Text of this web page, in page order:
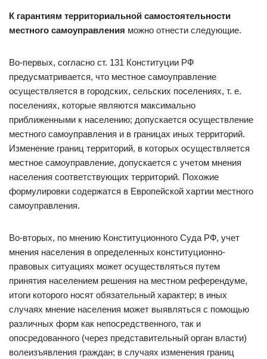
К гарантиям территориальной самостоятельности
местного самоуправления можно отнести следующие.
Во-первых, согласно ст. 131 Конституции РФ
предусматривается, что местное самоуправление
осуществляется в городских, сельских поселениях, т. е.
поселениях, которые являются максимально
приближенными к населению; допускается осуществление
местного самоуправления и в границах иных территорий.
Изменение границ территорий, в которых осуществляется
местное самоуправление, допускается с учетом мнения
населения соответствующих территорий. Похожие
формулировки содержатся в Европейской хартии местного
самоуправления.
Во-вторых, по мнению Конституционного Суда РФ, учет
мнения населения в определенных конституционно-
правовых ситуациях может осуществляться путем
принятия населением решения на местном референдуме,
итоги которого носят обязательный характер; в иных
случаях мнение населения может выявляться с помощью
различных форм как непосредственного, так и
опосредованного (через представительный орган власти)
волеизъявления граждан; в случаях изменения границ